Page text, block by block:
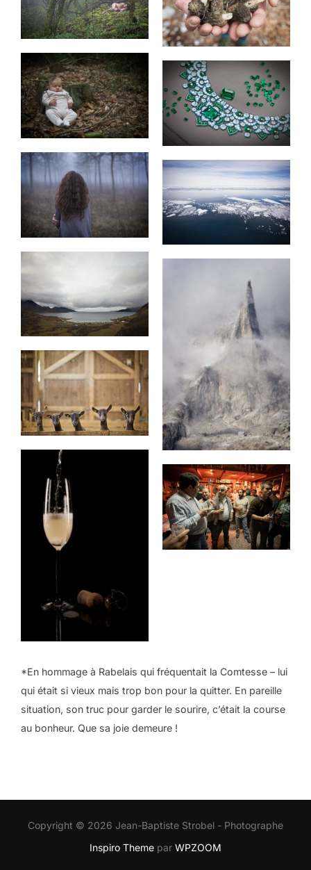
*En hommage à Rabelais qui fréquentait la Comtesse – lui
qui était si vieux mais trop bon pour la quitter. En pareille
situation, son truc pour garder le sourire, c’était la course
au bonheur. Que sa joie demeure !
Copyright © 2026 Jean-Baptiste Strobel - Photographe
Inspiro Theme par WPZOOM